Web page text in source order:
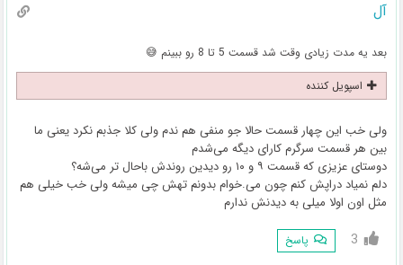
آل
بعد یه مدت زیادی وقت شد قسمت 5 تا 8 رو ببینم 😅
اسپویل کننده
ولی خب این چهار قسمت حالا جو منفی هم ندم ولی کلا جذبم نکرد یعنی ما
بین هر قسمت سرگرم کارای دیگه می‌شدم
دوستای عزیزی که قسمت ۹ و ۱۰ رو دیدین روندش باحال تر می‌شه؟
دلم نمیاد دراپش کنم چون می.خوام بدونم تهش چی میشه ولی خب خیلی هم
مثل اون اولا میلی به دیدنش ندارم
3 پاسخ